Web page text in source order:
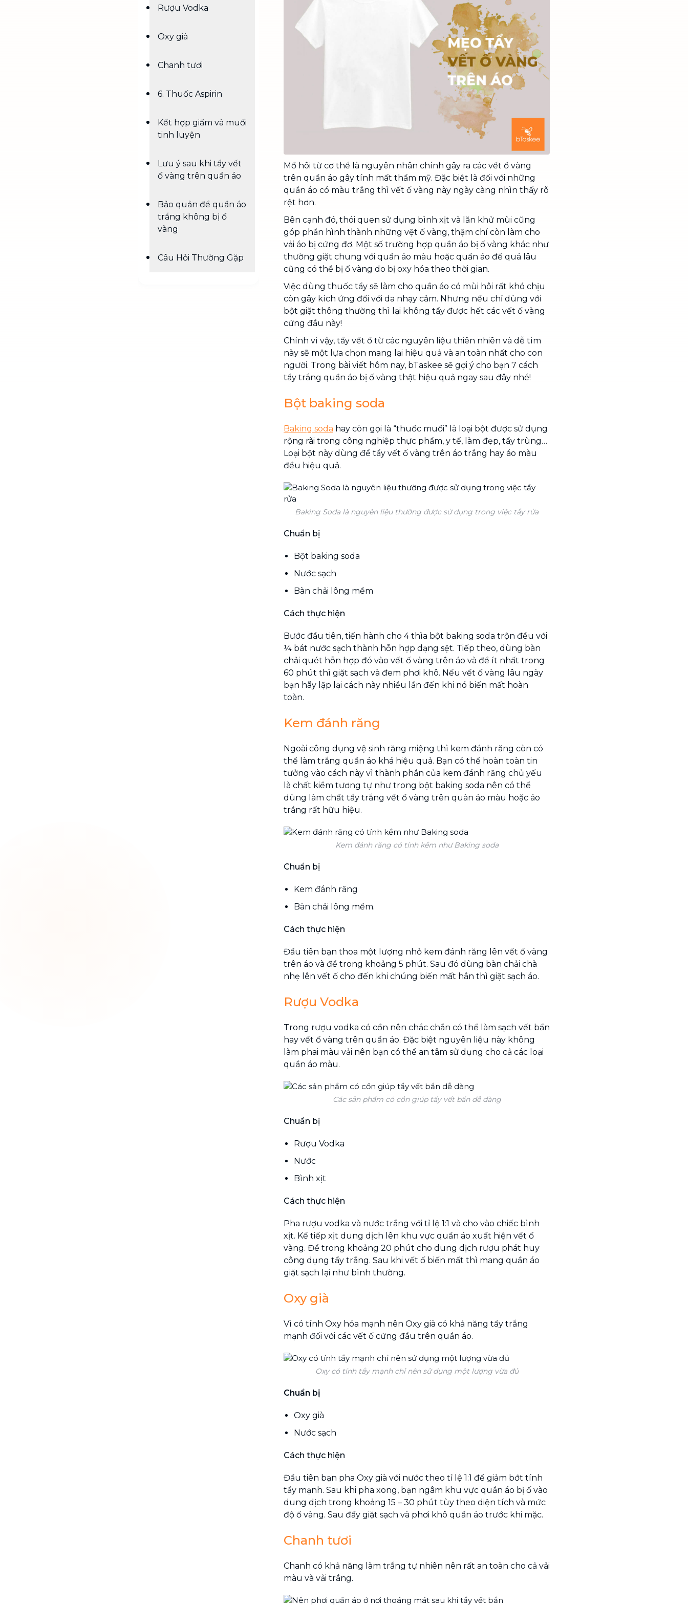
Chuyển nhà trọn gói, không lo dọn
dẹp nơi đi nơi đến
Vệ sinh công nghiệp
Vệ sinh chuyên nghiệp cho văn
Rượu Vodka
Oxy già
Chanh tươi
6. Thuốc Aspirin
Kết hợp giấm và muối
tinh luyện
Lưu ý sau khi tẩy vết
ố vàng trên quần áo
Bảo quản để quần áo
trắng không bị ố
vàng
Câu Hỏi Thường Gặp
Mồ hôi từ cơ thể là nguyên nhân chính gây ra các vết ố vàng
trên quần áo gây tính mất thẩm mỹ. Đặc biệt là đối với những
quần áo có màu trắng thì vết ố vàng này ngày càng nhìn thấy rõ
rệt hơn.
Bên cạnh đó, thói quen sử dụng bình xịt và lăn khử mùi cũng
góp phần hình thành những vệt ố vàng, thậm chí còn làm cho
vải áo bị cứng đơ. Một số trường hợp quần áo bị ố vàng khác như
thường giặt chung với quần áo màu hoặc quần áo để quá lâu
cũng có thể bị ố vàng do bị oxy hóa theo thời gian.
Việc dùng thuốc tẩy sẽ làm cho quần áo có mùi hôi rất khó chịu
còn gây kích ứng đối với da nhạy cảm. Nhưng nếu chỉ dùng với
bột giặt thông thường thì lại không tẩy được hết các vết ố vàng
cứng đầu này!
Chính vì vậy, tẩy vết ố từ các nguyên liệu thiên nhiên và dễ tìm
này sẽ một lựa chọn mang lại hiệu quả và an toàn nhất cho con
người. Trong bài viết hôm nay, bTaskee sẽ gợi ý cho bạn 7 cách
tẩy trắng quần áo bị ố vàng thật hiệu quả ngay sau đây nhé!
Bột baking soda
Baking soda hay còn gọi là “thuốc muối” là loại bột được sử dụng
rộng rãi trong công nghiệp thực phẩm, y tế, làm đẹp, tẩy trùng…
Loại bột này dùng để tẩy vết ố vàng trên áo trắng hay áo màu
đều hiệu quả.
Baking Soda là nguyên liệu thường được sử dụng trong việc tẩy rửa
Chuẩn bị
Bột baking soda
Nước sạch
Bàn chải lông mềm
Cách thực hiện
Bước đầu tiên, tiến hành cho 4 thìa bột baking soda trộn đều với
¼ bát nước sạch thành hỗn hợp dạng sệt. Tiếp theo, dùng bàn
chải quét hỗn hợp đó vào vết ố vàng trên áo và để ít nhất trong
60 phút thì giặt sạch và đem phơi khô. Nếu vết ố vàng lâu ngày
bạn hãy lặp lại cách này nhiều lần đến khi nó biến mất hoàn
toàn.
Kem đánh răng
Ngoài công dụng vệ sinh răng miệng thì kem đánh răng còn có
thể làm trắng quần áo khá hiệu quả. Bạn có thể hoàn toàn tin
tưởng vào cách này vì thành phần của kem đánh răng chủ yếu
là chất kiềm tương tự như trong bột baking soda nên có thể
dùng làm chất tẩy trắng vết ố vàng trên quàn áo màu hoặc áo
trắng rất hữu hiệu.
Kem đánh răng có tính kềm như Baking soda
Chuẩn bị
Kem đánh răng
Bàn chải lông mềm.
Cách thực hiện
Đầu tiên bạn thoa một lượng nhỏ kem đánh răng lên vết ố vàng
trên áo và để trong khoảng 5 phút. Sau đó dùng bàn chải chà
nhẹ lên vết ố cho đến khi chúng biến mất hẳn thì giặt sạch áo.
Rượu Vodka
Trong rượu vodka có cồn nên chắc chắn có thể làm sạch vết bẩn
hay vết ố vàng trên quần áo. Đặc biệt nguyên liệu này không
làm phai màu vải nên bạn có thể an tâm sử dụng cho cả các loại
quần áo màu.
Các sản phẩm có cồn giúp tẩy vết bẩn dễ dàng
Chuẩn bị
Rượu Vodka
Nước
Bình xịt
Cách thực hiện
Pha rượu vodka và nước trắng với tỉ lệ 1:1 và cho vào chiếc bình
xịt. Kế tiếp xịt dung dịch lên khu vực quần áo xuất hiện vết ố
vàng. Để trong khoảng 20 phút cho dung dịch rượu phát huy
công dụng tẩy trắng. Sau khi vết ố biến mất thì mang quần áo
giặt sạch lại như bình thường.
Oxy già
Vì có tính Oxy hóa mạnh nên Oxy già có khả năng tẩy trắng
mạnh đối với các vết ố cứng đầu trên quần áo.
Oxy có tính tẩy mạnh chỉ nên sử dụng một lượng vừa đủ
Chuẩn bị
Oxy già
Nước sạch
Cách thực hiện
Đầu tiên bạn pha Oxy già với nước theo tỉ lệ 1:1 để giảm bớt tính
tẩy mạnh. Sau khi pha xong, bạn ngâm khu vực quần áo bị ố vào
dung dịch trong khoảng 15 – 30 phút tùy theo diện tích và mức
độ ố vàng. Sau đấy giặt sạch và phơi khô quần áo trước khi mặc.
Chanh tươi
Chanh có khả năng làm trắng tự nhiên nên rất an toàn cho cả vải
màu và vải trắng.